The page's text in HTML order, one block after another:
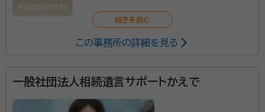
初回面談無料
開業直後より特に遺言・相続の業務に積極的に取り組
この事務所の詳細を見る
一般社団法人相続遺言サポートかえで